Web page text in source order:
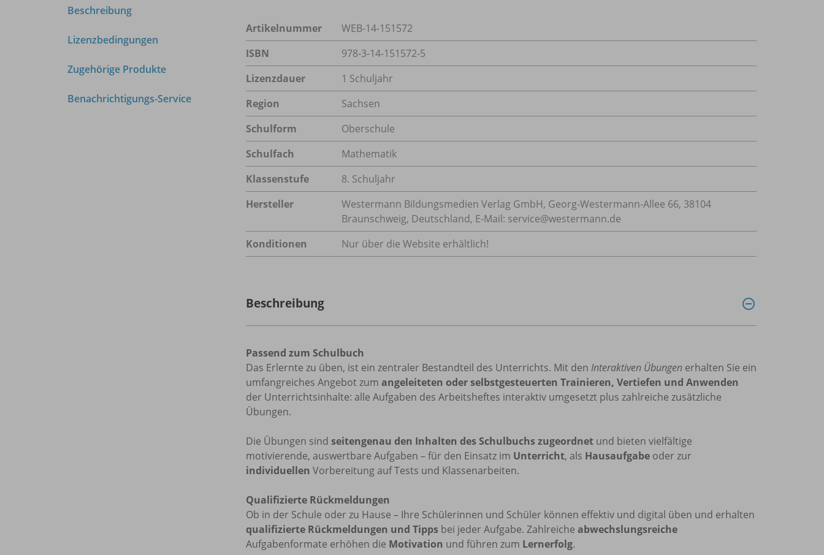
Beschreibung
Lizenzbedingungen
Zugehörige Produkte
Benachrichtigungs-Service
Artikelnummer
WEB-14-151572
ISBN
978-3-14-151572-5
Lizenzdauer
1 Schuljahr
Region
Sachsen
Schulform
Oberschule
Schulfach
Mathematik
Klassenstufe
8. Schuljahr
Hersteller
Westermann Bildungsmedien Verlag GmbH, Georg-Westermann-Allee 66, 38104
Braunschweig, Deutschland, E-Mail: service@westermann.de
Konditionen
Nur über die Website erhältlich!
Beschreibung
Passend zum Schulbuch
Das Erlernte zu üben, ist ein zentraler Bestandteil des Unterrichts. Mit den Interaktiven Übungen erhalten Sie ein
umfangreiches Angebot zum angeleiteten oder selbstgesteuerten Trainieren, Vertiefen und Anwenden
der Unterrichtsinhalte: alle Aufgaben des Arbeitsheftes interaktiv umgesetzt plus zahlreiche zusätzliche
Übungen.
Die Übungen sind seitengenau den Inhalten des Schulbuchs zugeordnet und bieten vielfältige
motivierende, auswertbare Aufgaben – für den Einsatz im Unterricht, als Hausaufgabe oder zur
individuellen Vorbereitung auf Tests und Klassenarbeiten.
Qualifizierte Rückmeldungen
Ob in der Schule oder zu Hause – Ihre Schülerinnen und Schüler können effektiv und digital üben und erhalten
qualifizierte Rückmeldungen und Tipps bei jeder Aufgabe. Zahlreiche abwechslungsreiche
Aufgabenformate erhöhen die Motivation und führen zum Lernerfolg.